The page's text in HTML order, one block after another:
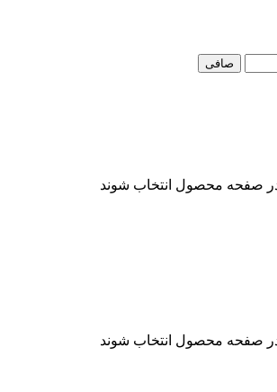
صافی
صفحه محصول انتخاب شوند
صفحه محصول انتخاب شوند